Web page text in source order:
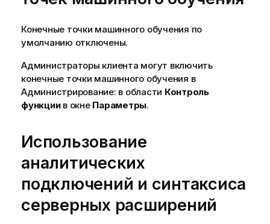
Конечные точки машинного обучения по
умолчанию отключены.
Администраторы клиента могут включить
конечные точки машинного обучения в
Администрирование: в области Контроль
функциив окне Параметры.
Использование
аналитических
подключений и синтаксиса
серверных расширений